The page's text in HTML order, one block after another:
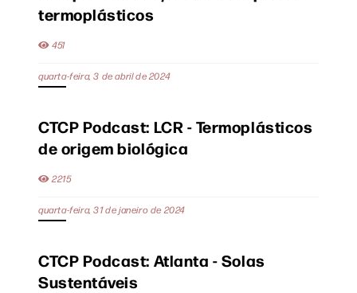
termoplásticos
451
quarta-feira, 3 de abril de 2024
CTCP Podcast: LCR - Termoplásticos
de origem biológica
2215
quarta-feira, 31 de janeiro de 2024
CTCP Podcast: Atlanta - Solas
Sustentáveis